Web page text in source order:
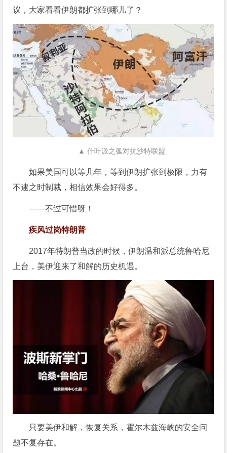
议，大家看看伊朗都扩张到哪儿了？
▲ 什叶派之弧对抗沙特联盟
如果美国可以等几年，等到伊朗扩张到极限，力有
不逮之时制裁，相信效果会好得多。
——不过可惜呀！
疾风过岗特朗普
2017年特朗普当政的时候，伊朗温和派总统鲁哈尼
上台，美伊迎来了和解的历史机遇。
只要美伊和解，恢复关系，霍尔木兹海峡的安全问
题不复存在。